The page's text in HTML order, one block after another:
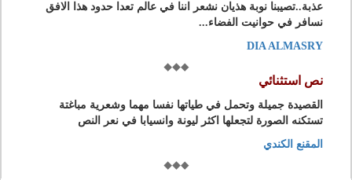
عذبة..تصيبنا نوبة هذيان نشعر اننا في عالم تعدا حدود هذا الافق
نسافر في حوانيت الفضاء...
DIA ALMASRY
نص استثنائي
القصيدة جميلة وتحمل في طياتها نفسا مهما وشعرية مباغتة
تستكنه الصورة لتجعلها اكثر ليونة وانسيابا في نعر النص
المقنع الكندي